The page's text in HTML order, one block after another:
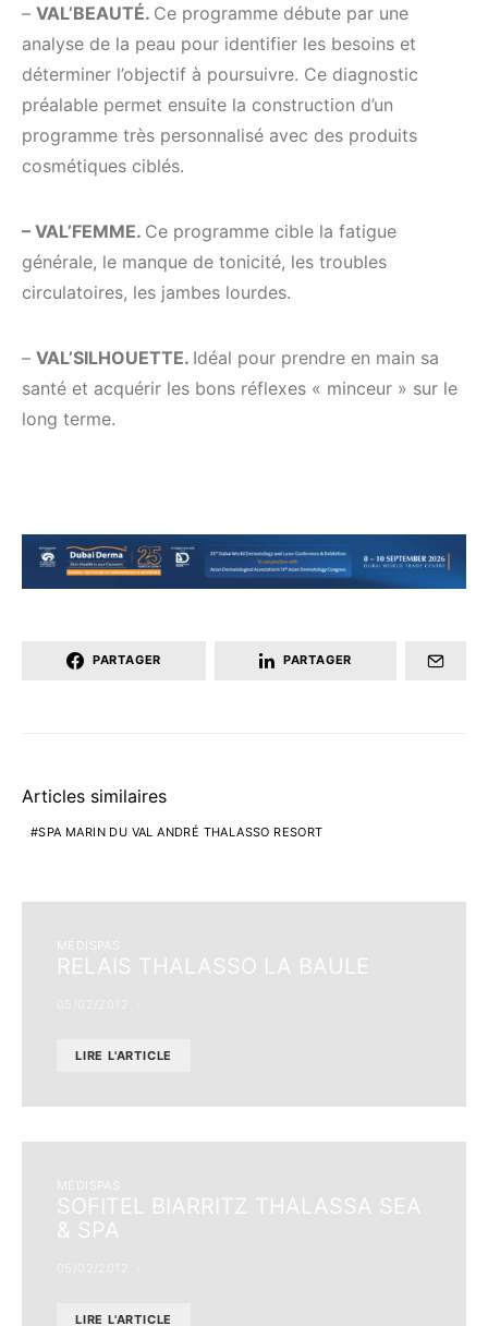
– VAL’BEAUTÉ. Ce programme débute par une
analyse de la peau pour identifier les besoins et
déterminer l’objectif à poursuivre. Ce diagnostic
préalable permet ensuite la construction d’un
programme très personnalisé avec des produits
cosmétiques ciblés.
– VAL’FEMME. Ce programme cible la fatigue
générale, le manque de tonicité, les troubles
circulatoires, les jambes lourdes.
– VAL’SILHOUETTE. Idéal pour prendre en main sa
santé et acquérir les bons réflexes « minceur » sur le
long terme.
PARTAGER PARTAGER
Articles similaires
SPA MARIN DU VAL ANDRÉ THALASSO RESORT
MÉDISPAS
RELAIS THALASSO LA BAULE
LIRE L'ARTICLE
MÉDISPAS
SOFITEL BIARRITZ THALASSA SEA
& SPA
LIRE L'ARTICLE